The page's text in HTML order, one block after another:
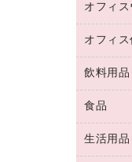
Ｕ
ＯＡ
ＯＡ
ＨＤ
ディ
ロッ
そ
オフ
オフィス
医療
ブラ
アウ
オフィ
養生
防災
台車
飲料用品
緑茶
茶葉
紅茶
食品
食品
生活用品